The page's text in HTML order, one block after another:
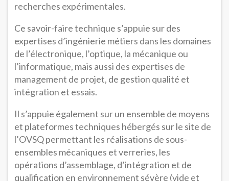
recherches expérimentales.
Ce savoir-faire technique s’appuie sur des
expertises d’ingénierie métiers dans les domaines
de l’électronique, l’optique, la mécanique ou
l’informatique, mais aussi des expertises de
management de projet, de gestion qualité et
intégration et essais.
Il s’appuie également sur un ensemble de moyens
et plateformes techniques hébergés sur le site de
l’OVSQ permettant les réalisations de sous-
ensembles mécaniques et verreries, les
opérations d’assemblage, d’intégration et de
qualification en environnement sévère (vide et